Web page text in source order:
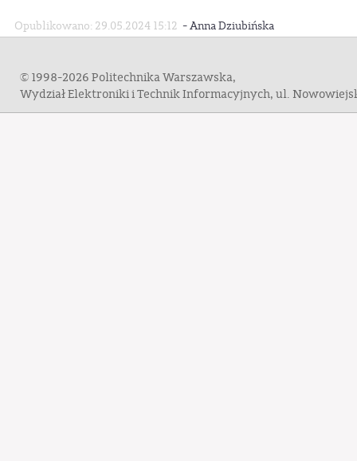
Opublikowano: 29.05.2024 15:12 -Anna Dziubińska
© 1998-2026 Politechnika Warszawska,
Wydział Elektroniki i Technik Informacyjnych, ul.